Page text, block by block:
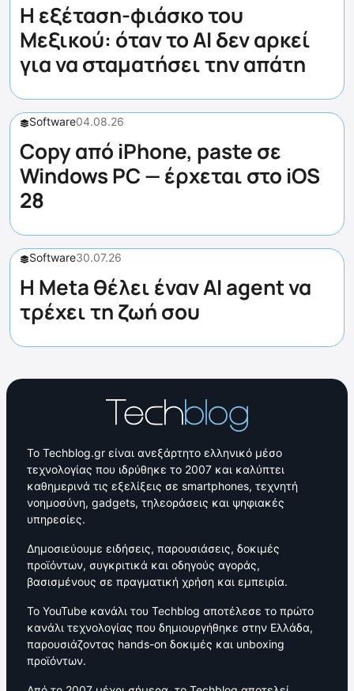
Η εξέταση-φιάσκο του
Μεξικού: όταν το AI δεν αρκεί
για να σταματήσει την απάτη
Software04.08.26
Copy από iPhone, paste σε
Windows PC — έρχεται στο iOS
28
Software30.07.26
Η Meta θέλει έναν AI agent να
τρέχει τη ζωή σου
Το Techblog.gr είναι ανεξάρτητο ελληνικό μέσο
τεχνολογίας που ιδρύθηκε το 2007 και καλύπτει
καθημερινά τις εξελίξεις σε smartphones, τεχνητή
νοημοσύνη, gadgets, τηλεοράσεις και ψηφιακές
υπηρεσίες.
Δημοσιεύουμε ειδήσεις, παρουσιάσεις, δοκιμές
προϊόντων, συγκριτικά και οδηγούς αγοράς,
βασισμένους σε πραγματική χρήση και εμπειρία.
Το YouTube κανάλι του Techblog αποτέλεσε το πρώτο
κανάλι τεχνολογίας που δημιουργήθηκε στην Ελλάδα,
παρουσιάζοντας hands-on δοκιμές και unboxing
προϊόντων.